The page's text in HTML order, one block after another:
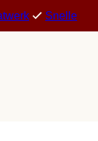
Snelle